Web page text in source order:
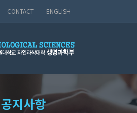
CONTACT ENGLISH
공지사항